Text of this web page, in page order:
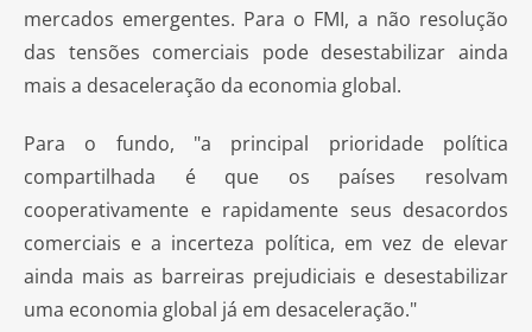
mercados emergentes. Para o FMI, a não resolução
das tensões comerciais pode desestabilizar ainda
mais a desaceleração da economia global.
Para o fundo, "a principal prioridade política
compartilhada é que os países resolvam
cooperativamente e rapidamente seus desacordos
comerciais e a incerteza política, em vez de elevar
ainda mais as barreiras prejudiciais e desestabilizar
uma economia global já em desaceleração."